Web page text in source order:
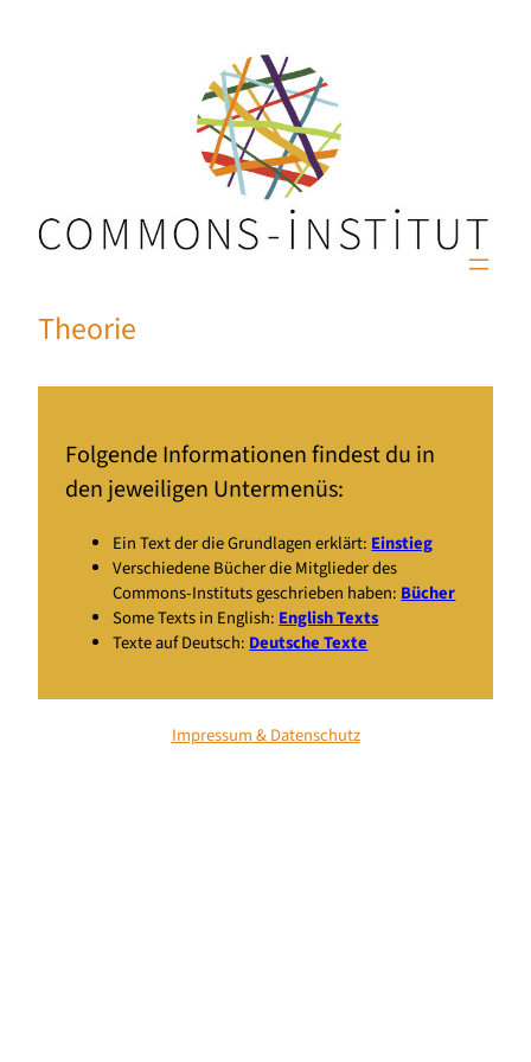
Theorie
Folgende Informationen findest du in
den jeweiligen Untermenüs:
Ein Text der die Grundlagen erklärt: Einstieg
Verschiedene Bücher die Mitglieder des
Commons-Instituts geschrieben haben: Bücher
Some Texts in English: English Texts
Texte auf Deutsch: Deutsche Texte
Impressum & Datenschutz